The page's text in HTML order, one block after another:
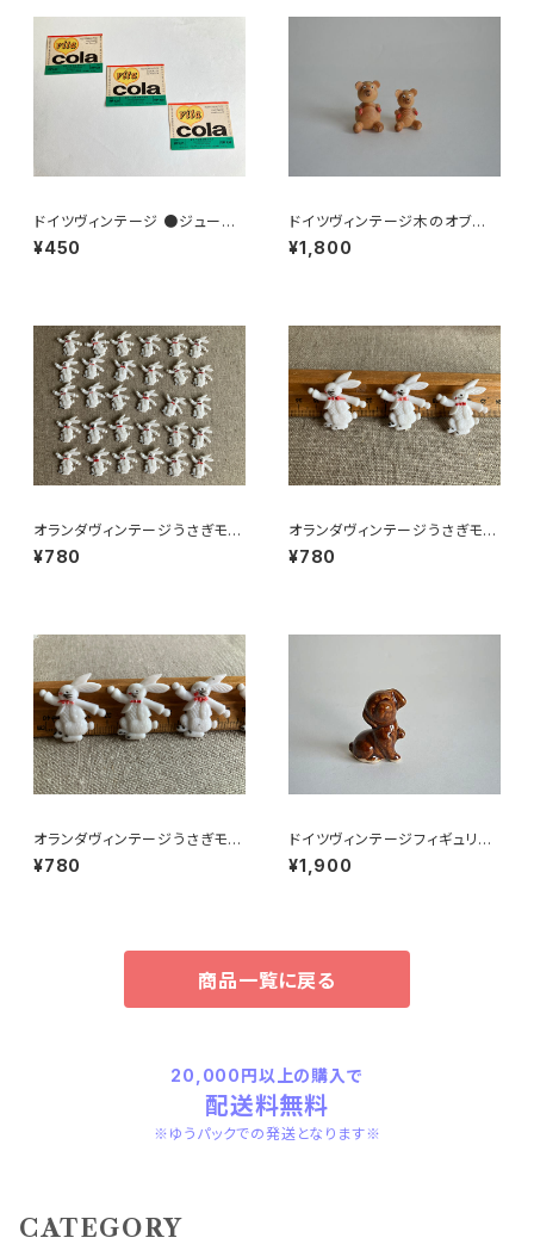
ドイツヴィンテージ ●ジュース
ラベル3枚組●vitacolaビタコ
ーラ
¥450
ドイツヴィンテージ木のオブジェ
「クマのおやこ」
¥1,800
オランダヴィンテージうさぎモチ
ーフプラパーツ30個セットNo9
4
¥780
オランダヴィンテージうさぎモチ
ーフプラパーツ30個セットNo6
4
¥780
オランダヴィンテージうさぎモチ
ーフプラパーツ30個セットb6
¥780
ドイツヴィンテージフィギュリン
こいぬ
¥1,900
商品一覧に戻る
20,000円以上の購入で
配送料無料
※ゆうパックでの発送となります※
CATEGORY